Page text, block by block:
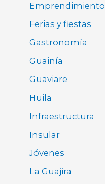
Emprendimiento
Ferias y fiestas
Gastronomía
Guainía
Guaviare
Huila
Infraestructura
Insular
Jóvenes
La Guajira